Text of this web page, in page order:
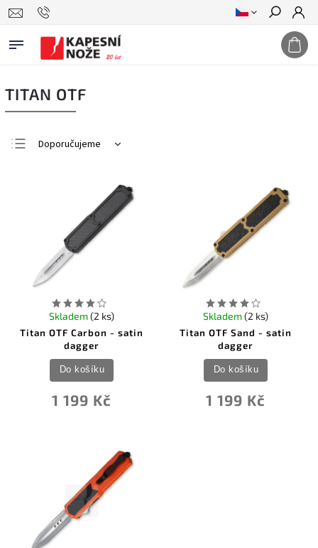
Hledat
TITAN OTF
Doporučujeme
Nejprodávanější
Abecedně
Titan OTF Carbon - satin
dagger
Skladem(2 ks)
1 199 Kč
Do košíku
Titan OTF Sand - satin
dagger
Skladem(2 ks)
1 199 Kč
Do košíku